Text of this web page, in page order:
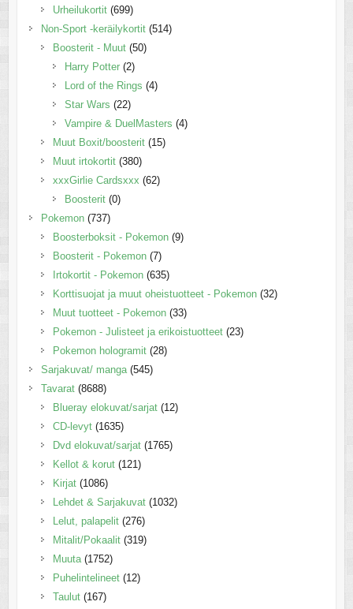
Urheilukortit (699)
Non-Sport -keräilykortit (514)
Boosterit - Muut (50)
Harry Potter (2)
Lord of the Rings (4)
Star Wars (22)
Vampire & DuelMasters (4)
Muut Boxit/boosterit (15)
Muut irtokortit (380)
xxxGirlie Cardsxxx (62)
Boosterit (0)
Pokemon (737)
Boosterboksit - Pokemon (9)
Boosterit - Pokemon (7)
Irtokortit - Pokemon (635)
Korttisuojat ja muut oheistuotteet - Pokemon (32)
Muut tuotteet - Pokemon (33)
Pokemon - Julisteet ja erikoistuotteet (23)
Pokemon hologramit (28)
Sarjakuvat/ manga (545)
Tavarat (8688)
Blueray elokuvat/sarjat (12)
CD-levyt (1635)
Dvd elokuvat/sarjat (1765)
Kellot & korut (121)
Kirjat (1086)
Lehdet & Sarjakuvat (1032)
Lelut, palapelit (276)
Mitalit/Pokaalit (319)
Muuta (1752)
Puhelintelineet (12)
Taulut (167)